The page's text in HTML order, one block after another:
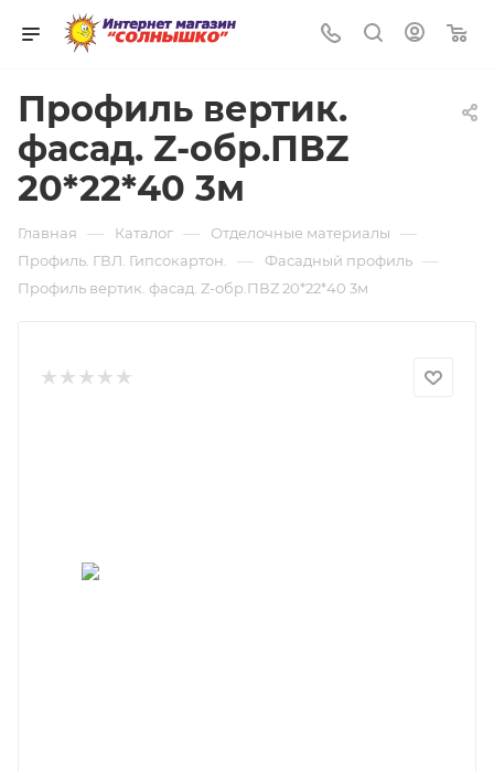
Профиль вертик.
фасад. Z-обр.ПВZ
20*22*40 3м
Главная — Каталог — Отделочные материалы —
Профиль. ГВЛ. Гипсокартон. — Фасадный профиль —
Профиль вертик. фасад. Z-обр.ПВZ 20*22*40 3м